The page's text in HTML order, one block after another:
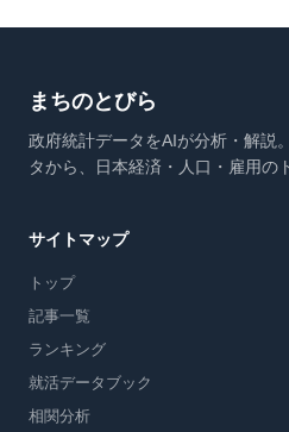
まちのとびら
政府統計データをAIが分析・解説
タから、日本経済・人口・雇用の
サイトマップ
トップ
記事一覧
ランキング
就活データブック
相関分析